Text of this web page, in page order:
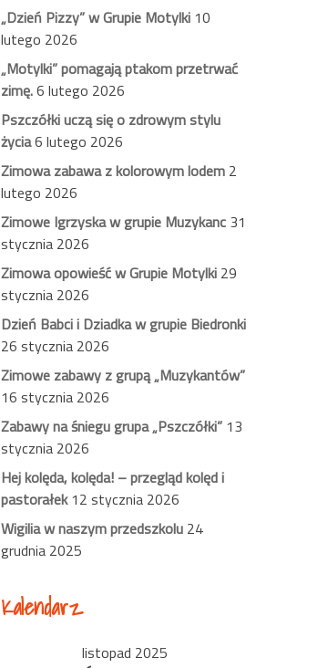
„Dzień Pizzy” w Grupie Motylki 10
lutego 2026
„Motylki” pomagają ptakom przetrwać
zimę.6 lutego 2026
Pszczółki uczą się o zdrowym stylu
życia6 lutego 2026
Zimowa zabawa z kolorowym lodem 2
lutego 2026
Zimowe Igrzyska w grupie Muzykanc 31
stycznia 2026
Zimowa opowieść w Grupie Motylki 29
stycznia 2026
Dzień Babci i Dziadka w grupie Biedronki
26 stycznia 2026
Zimowe zabawy z grupą „Muzykantów”
16 stycznia 2026
Zabawy na śniegu grupa „Pszczółki” 13
stycznia 2026
Hej kolęda, kolęda! – przegląd kolęd i
pastorałek 12 stycznia 2026
Wigilia w naszym przedszkolu 24
grudnia 2025
Kalendarz
listopad 2025